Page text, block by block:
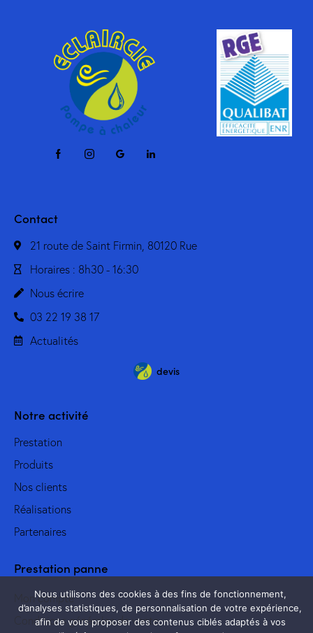
Contact
21 route de Saint Firmin, 80120 Rue
Horaires : 8h30 - 16:30
Nous écrire
03 22 19 38 17
Actualités
devis
Notre activité
Prestation
Produits
Nos clients
Réalisations
Partenaires
Prestation panne
Mon compte
Conditions générales de vente
Nous utilisons des cookies à des fins de fonctionnement,
d’analyses statistiques, de personnalisation de votre expérience,
afin de vous proposer des contenus ciblés adaptés à vos